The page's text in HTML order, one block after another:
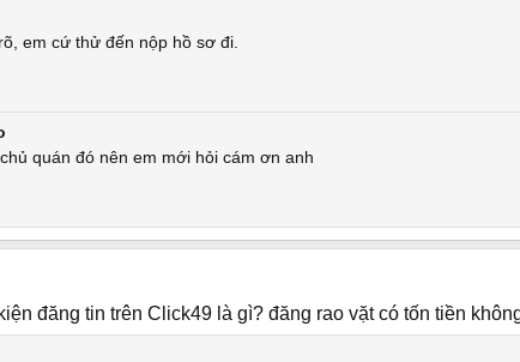
em cứ thử đến nộp hồ sơ đi.
quán đó nên em mới hỏi cám ơn anh
đăng tin trên Click49 là gì? đăng rao vặt có tốn tiền